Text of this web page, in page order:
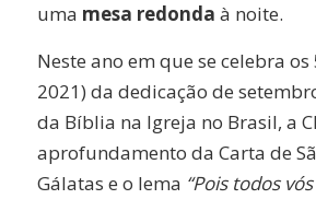
uma mesa redonda à noite.
Neste ano em que se celebra
2021) da dedicação de
da Bíblia na Igreja no Brasil, a
aprofundamento da Carta de
Gálatas e o lema “Pois todos